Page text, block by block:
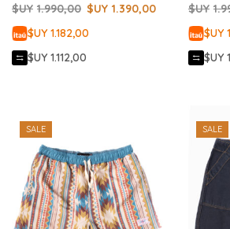
$UY 1.990,00 $UY 1.390,00
$UY 1.182,00
$UY 1.112,00
$UY
$UY
$UY
SALE SALE